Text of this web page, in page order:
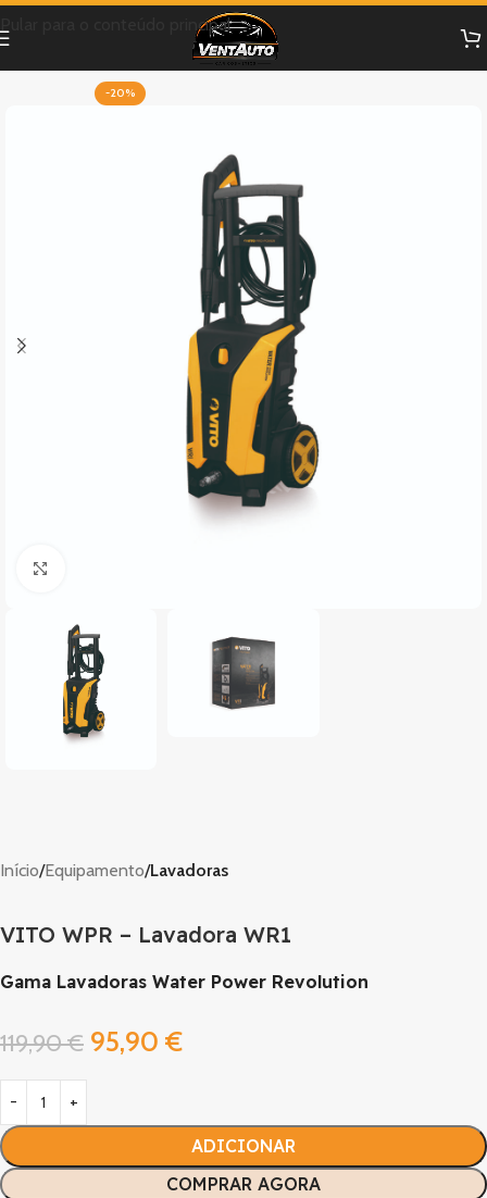
Pular para o conteúdo principal
-20%
Início Equipamento Lavadoras
VITO WPR – Lavadora WR1
Gama Lavadoras Water Power Revolution
119,90€ 95,90 €
ADICIONAR
COMPRAR AGORA